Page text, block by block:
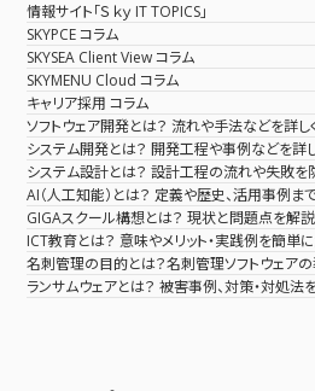
情報サイト「Ｓｋｙ IT TOPICS」
SKYPCE コラム
SKYSEA Client View コラム
SKYMENU Cloud コラム
キャリア採用 コラム
ソフトウェア開発とは？ 流れや手法などを詳し
システム開発とは？ 開発工程や事例などを詳
システム設計とは？ 設計工程の流れや失敗を
AI（人工知能）とは？ 定義や歴史、活用事例ま
GIGAスクール構想とは？ 現状と問題点を解説
ICT教育とは？ 意味やメリット・実践例を簡単
名刺管理の目的とは？名刺管理ソフトウェアの
ランサムウェアとは？ 被害事例、対策・対処法